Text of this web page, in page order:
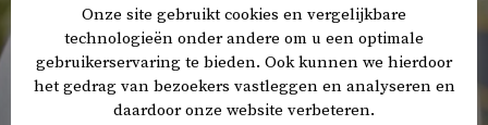
Onze site gebruikt cookies en vergelijkbare
technologieën onder andere om u een optimale
gebruikerservaring te bieden. Ook kunnen we hierdoor
het gedrag van bezoekers vastleggen en analyseren en
daardoor onze website verbeteren.